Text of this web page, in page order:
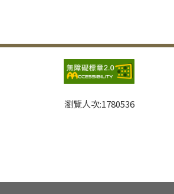
瀏覽人次:1780536